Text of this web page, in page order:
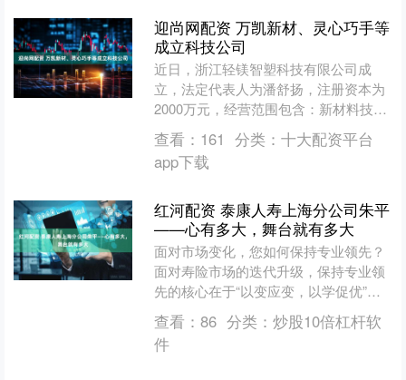
迎尚网配资 万凯新材、灵心巧手等
成立科技公司
近日，浙江轻镁智塑科技有限公司成
立，法定代表人为潘舒扬，注册资本为
2000万元，经营范围包含：新材料技术
推广服务；新材料技术研发；金属制品
研发；塑料制品制造等。....
查看： 161 分类： 十大配资平台
app下载
红河配资 泰康人寿上海分公司朱平
——心有多大，舞台就有多大
面对市场变化，您如何保持专业领先？
面对寿险市场的迭代升级，保持专业领
先的核心在于“以变应变，以学促优”。
我始终坚信“停止学习就无法适应新寿险
的道路”，从201....
查看： 86 分类： 炒股10倍杠杆软
件